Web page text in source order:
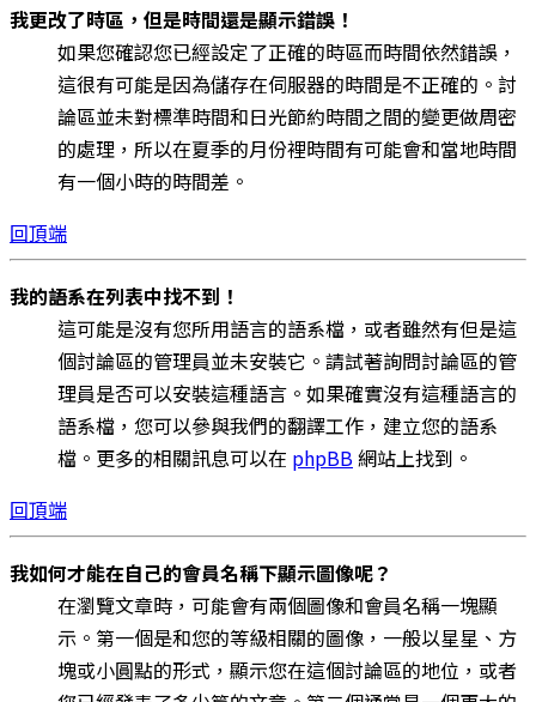
我更改了時區，但是時間還是顯示錯誤！
如果您確認您已經設定了正確的時區而時間依然錯誤，
這很有可能是因為儲存在伺服器的時間是不正確的。討
論區並未對標準時間和日光節約時間之間的變更做周密
的處理，所以在夏季的月份裡時間有可能會和當地時間
有一個小時的時間差。
回頂端
我的語系在列表中找不到！
這可能是沒有您所用語言的語系檔，或者雖然有但是這
個討論區的管理員並未安裝它。請試著詢問討論區的管
理員是否可以安裝這種語言。如果確實沒有這種語言的
語系檔，您可以參與我們的翻譯工作，建立您的語系
檔。更多的相關訊息可以在 phpBB網站上找到。
回頂端
我如何才能在自己的會員名稱下顯示圖像呢？
在瀏覽文章時，可能會有兩個圖像和會員名稱一塊顯
示。第一個是和您的等級相關的圖像，一般以星星、方
塊或小圓點的形式，顯示您在這個討論區的地位，或者